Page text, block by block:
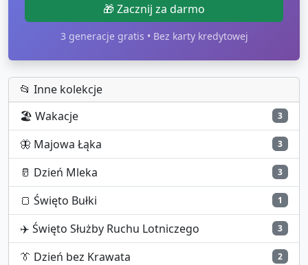
🎁 Zacznij za darmo
3 generacje gratis • Bez karty kredytowej
📂 Inne kolekcje
🏖️ Wakacje 3
🦋 Majowa Łąka 3
🥛 Dzień Mleka 3
🍞 Święto Bułki 1
✈️ Święto Służby Ruchu Lotniczego 3
👔 Dzień bez Krawata 2